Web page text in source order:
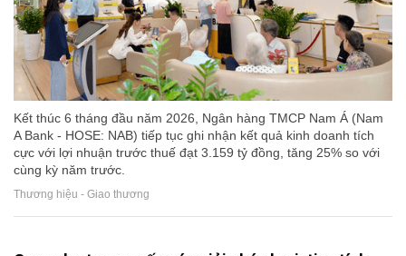
Kết thúc 6 tháng đầu năm 2026, Ngân hàng TMCP Nam Á (Nam
A Bank - HOSE: NAB) tiếp tục ghi nhận kết quả kinh doanh tích
cực với lợi nhuận trước thuế đạt 3.159 tỷ đồng, tăng 25% so với
cùng kỳ năm trước.
Thương hiệu - Giao thương